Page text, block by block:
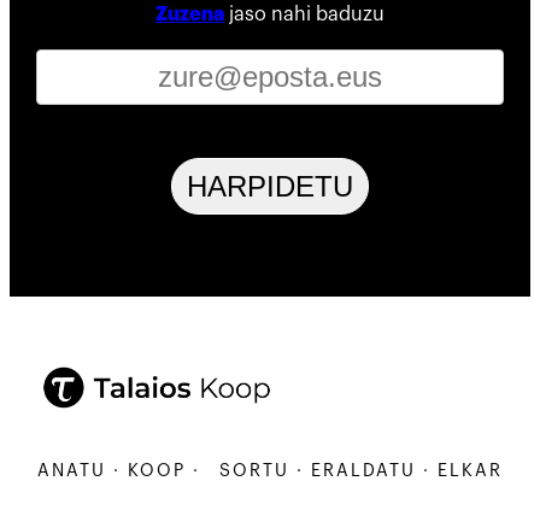
Zuzena jaso nahi baduzu
HARPIDETU
· KOOP · SORTU · ERALDATU ·